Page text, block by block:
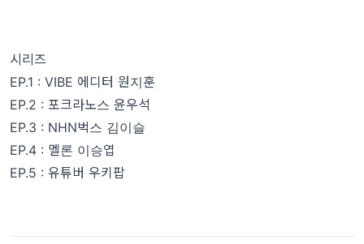
시리즈
EP.1 : VIBE 에디터 원지훈
EP.2 : 포크라노스 윤우석
EP.3 : NHN벅스 김이슬
EP.4 : 멜론 이승엽
EP.5 : 유튜버 우키팝